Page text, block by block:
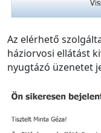
Az elérhető
háziorvosi ellátást
nyugtázó üzenetet